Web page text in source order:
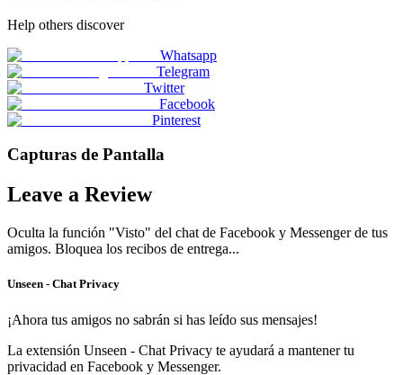
Help others discover
Whatsapp
Telegram
Twitter
Facebook
Pinterest
Capturas de Pantalla
Leave a Review
Oculta la función "Visto" del chat de Facebook y Messenger de tus
amigos. Bloquea los recibos de entrega...
Unseen - Chat Privacy
¡Ahora tus amigos no sabrán si has leído sus mensajes!
La extensión Unseen - Chat Privacy te ayudará a mantener tu
privacidad en Facebook y Messenger.